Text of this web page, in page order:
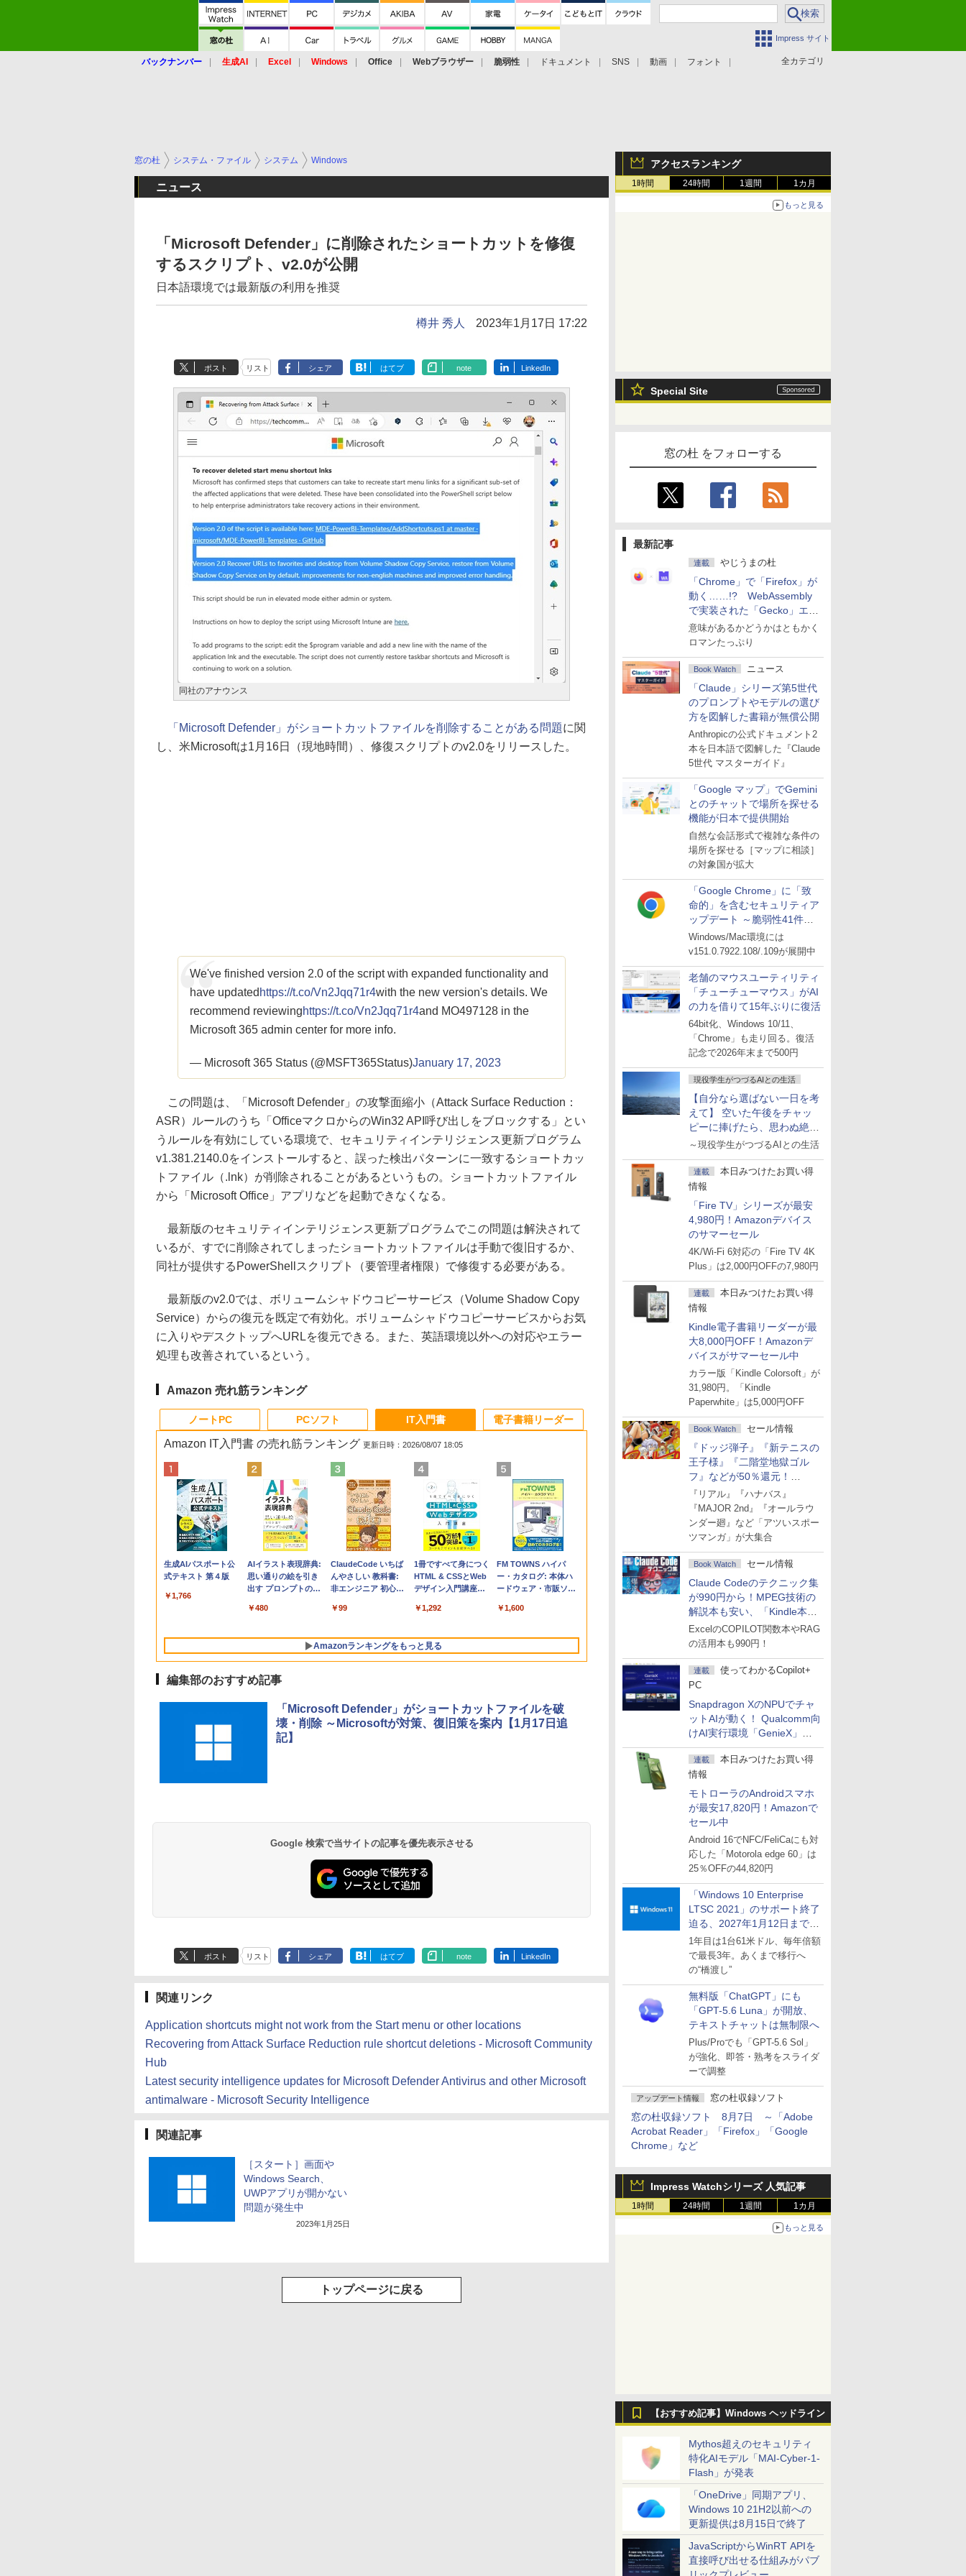
Impress サイト
全カテゴリ
バックナンバー 生成AI Excel Windows Office Webブラウザー 脆弱性 ドキュメント SNS 動画 フォント
アクセスランキング
1時間 24時間 1週間 1カ月
もっと見る
Special Site
窓の杜 をフォローする
最新記事
連載 やじうまの杜
「Chrome」で「Firefox」が
動く……!? WebAssembly
で実装された「Gecko」エン
ジン
意味があるかどうかはともかく
ロマンたっぷり
Book Watch ニュース
「Claude」シリーズ第5世代
のプロンプトやモデルの選び
方を図解した書籍が無償公開
Anthropicの公式ドキュメント2
本を日本語で図解した『Claude
5世代 マスターガイド』
「Google マップ」でGemini
とのチャットで場所を探せる
機能が日本で提供開始
自然な会話形式で複雑な条件の
場所を探せる［マップに相談］
の対象国が拡大
「Google Chrome」に「致
命的」を含むセキュリティア
ップデート ～脆弱性41件に
対処
Windows/Mac環境には
v151.0.7922.108/.109が展開中
老舗のマウスユーティリティ
「チューチューマウス」がAI
の力を借りて15年ぶりに復活
64bit化、Windows 10/11、
「Chrome」も走り回る。復活
記念で2026年末まで500円
現役学生がつづるAIとの生活
【自分なら選ばない一日を考
えて】 空いた午後をチャッ
ピーに捧げたら、思わぬ絶景
に出会った話
～現役学生がつづるAIとの生活
連載
本日みつけたお買い得
情報
「Fire TV」シリーズが最安
4,980円！Amazonデバイス
のサマーセール
4K/Wi-Fi 6対応の「Fire TV 4K
Plus」は2,000円OFFの7,980円
連載
本日みつけたお買い得
情報
Kindle電子書籍リーダーが最
大8,000円OFF！Amazonデ
バイスがサマーセール中
カラー版「Kindle Colorsoft」が
31,980円。「Kindle
Paperwhite」は5,000円OFF
Book Watch セール情報
『ドッジ弾子』『新テニスの
王子様』『二階堂地獄ゴル
フ』などが50％還元！
Amazonマンガ週末セール
『リアル』『ハナバス』
『MAJOR 2nd』『オールラウ
ンダー廻』など「アツいスポー
ツマンガ」が大集合
Book Watch セール情報
Claude Codeのテクニック集
が990円から！MPEG技術の
解説本も安い、「Kindle本サ
マーセール」第2弾開始！
ExcelのCOPILOT関数本やRAG
の活用本も990円！
連載
使ってわかるCopilot+
PC
Snapdragon XのNPUでチャ
ットAIが動く！ Qualcomm向
けAI実行環境「GenieX」を
試してみた
連載
本日みつけたお買い得
情報
モトローラのAndroidスマホ
が最安17,820円！Amazonで
セール中
Android 16でNFC/FeliCaにも対
応した「Motorola edge 60」は
25％OFFの44,820円
「Windows 10 Enterprise
LTSC 2021」のサポート終了
迫る、2027年1月12日まで
～ESUは9月1日から販売
1年目は1台61米ドル、毎年倍額
で最長3年。あくまで移行へ
の“橋渡し”
無料版「ChatGPT」にも
「GPT-5.6 Luna」が開放、
テキストチャットは無制限へ
Plus/Proでも「GPT-5.6 Sol」
が強化、即答・熟考をスライダ
ーで調整
アップデート情報 窓の杜収録ソフト
窓の杜収録ソフト 8月7日 ～「Adobe
Acrobat Reader」「Firefox」「Google
Chrome」など
Impress Watchシリーズ 人気記事
1時間 24時間 1週間 1カ月
もっと見る
【おすすめ記事】Windows ヘッドライン
Mythos超えのセキュリティ
特化AIモデル「MAI-Cyber-1-
Flash」が発表
「OneDrive」同期アプリ、
Windows 10 21H2以前への
更新提供は8月15日で終了
JavaScriptからWinRT APIを
直接呼び出せる仕組みがパブ
窓の杜 システム・ファイル システム Windows
ニュース
「Microsoft Defender」に削除されたショートカットを修復
するスクリプト、v2.0が公開
日本語環境では最新版の利用を推奨
樽井 秀人 2023年1月17日 17:22
ポスト リスト シェア はてブ note LinkedIn
同社のアナウンス
「Microsoft Defender」がショートカットファイルを削除することがある問題に関
し、米Microsoftは1月16日（現地時間）、修復スクリプトのv2.0をリリースした。
We've finished version 2.0 of the script with expanded functionality and
have updated https://t.co/Vn2Jqq71r4with the new version's details. We
recommend reviewinghttps://t.co/Vn2Jqq71r4and MO497128 in the
Microsoft 365 admin center for more info.
— Microsoft 365 Status (@MSFT365Status)January 17, 2023
この問題は、「Microsoft Defender」の攻撃面縮小（Attack Surface Reduction：
ASR）ルールのうち「OfficeマクロからのWin32 API呼び出しをブロックする」とい
うルールを有効にしている環境で、セキュリティインテリジェンス更新プログラム
v1.381.2140.0をインストールすると、誤った検出パターンに一致するショートカッ
トファイル（.lnk）が削除されることがあるというもの。ショートカットファイル
から「Microsoft Office」アプリなどを起動できなくなる。
最新版のセキュリティインテリジェンス更新プログラムでこの問題は解決されて
いるが、すでに削除されてしまったショートカットファイルは手動で復旧するか、
同社が提供するPowerShellスクリプト（要管理者権限）で修復する必要がある。
最新版のv2.0では、ボリュームシャドウコピーサービス（Volume Shadow Copy
Service）からの復元を既定で有効化。ボリュームシャドウコピーサービスからお気
に入りやデスクトップへURLを復元できる。また、英語環境以外への対応やエラー
処理も改善されているという。
Amazon 売れ筋ランキング
ノートPC
Apple 2026
MacBook Neo A18
ンチノートブック：
Retinaディスプレ
512GB SSD、1080p
FaceTime HDカメ
ラ、Touch ID - イン
ンチMacBook
tomtoc 360°保護
15.6 16インチ パソコ
ンケース Dell NEC
dynabook Lenovo
￥2,952
Apple 2026
MacBook Air M5チ
ップ搭載13インチノ
Apple Intelligence、
Retinaディスプレ
イ、16GBユニファイ
ドメモリ、1TB SSD
ド、Touch ID - シル
バー
￥261,414
【Amazon.co.jp限
定】 HP ノートパソ
コン 15-fd 15.6イン
512GB SSD インテ
￥129,800
FMV ノートパソコン
WE1-K3 (MS 365
Personal/Copilotキー
型/Core i5/16GB/SSD
FMVWK3E15W_AZ
￥139,880
PCソフト
Robloxギフトカード
- 800 Robux 【限定
を含む】 【オンライ
インコード版
Microsoft Office
Home & Business
2024(最新 永続版)|オ
版|Windows11、
￥39,582
Robloxギフトカード
- 2,000 Robux 【限
定バーチャルアイテ
インゲームコード】
ラインコード版
￥3,200
Robloxギフトカード
- 1000 Robux 【限定
バーチャルアイテム
ンゲームコード】 ロ
ンコード版
￥1,600
Windows版 |
Minecraft (マインクラ
フト): Java & Bedrock
ード版
￥3,600
IT入門書
Amazon IT入門書 の売れ筋ランキング 更新日時：2026/08/07 18:05
生成AIパスポート公
式テキスト 第４版
￥1,766
AIイラスト表現辞典:
思い通りの絵を引き
出す プロンプトの言
ズ (はぴーイラスト
￥480
ClaudeCode いちば
んやさしい 教科書:
非エンジニア 初心者
マニュアル AI副業に
もKindle出版にも！
非エンジニアのため
のAIコーディング入
￥99
1冊ですべて身につく
HTML & CSSとWeb
デザイン入門講座
￥1,292
FM TOWNS ハイパ
ー・カタログ: 本体ハ
ードウェア・市販ソフ
トリストと最新エミュ
￥1,600
Amazonランキングをもっと見る
電子書籍リーダー
続バッテリー、6イン
書籍リーダー、ブラ
ック、16GB、広告な
￥16,980
るさ自動調整、色調
持続バッテリー、広
告なし、メタリック
ブラック
￥27,980
レイ、色調調節ライ
ッテリー、広告無
し、ブラック (2025
年発売)
￥31,980
編集部のおすすめ記事
「Microsoft Defender」がショートカットファイルを破
壊・削除 ～Microsoftが対策、復旧策を案内【1月17日追
記】
Google 検索で当サイトの記事を優先表示させる
ポスト リスト シェア はてブ note LinkedIn
関連リンク
Application shortcuts might not work from the Start menu or other locations
Recovering from Attack Surface Reduction rule shortcut deletions - Microsoft Community
Hub
Latest security intelligence updates for Microsoft Defender Antivirus and other Microsoft
antimalware - Microsoft Security Intelligence
関連記事
［スタート］画面や
Windows Search、
UWPアプリが開かない
問題が発生中
2023年1月25日
トップページに戻る